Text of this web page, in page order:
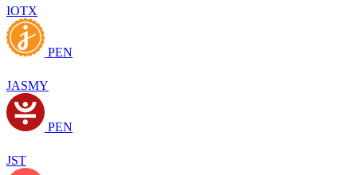
IOTX
PEN
JASMY
PEN
JST